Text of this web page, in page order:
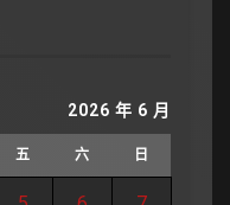
2026 年 6 月
五 六 日